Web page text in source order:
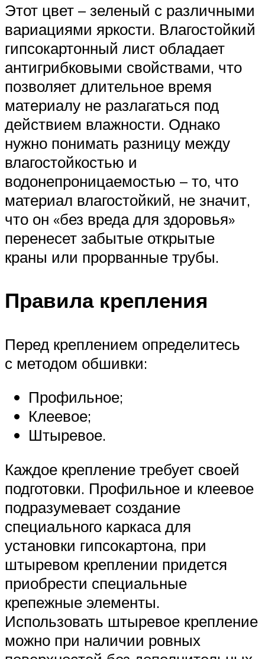
Этот цвет – зеленый с различными
вариациями яркости. Влагостойкий
гипсокартонный лист обладает
антигрибковыми свойствами, что
позволяет длительное время
материалу не разлагаться под
действием влажности. Однако
нужно понимать разницу между
влагостойкостью и
водонепроницаемостью – то, что
материал влагостойкий, не значит,
что он «без вреда для здоровья»
перенесет забытые открытые
краны или прорванные трубы.
Правила крепления
Перед креплением определитесь
с методом обшивки:
Профильное;
Клеевое;
Штыревое.
Каждое крепление требует своей
подготовки. Профильное и клеевое
подразумевает создание
специального каркаса для
установки гипсокартона, при
штыревом креплении придется
приобрести специальные
крепежные элементы.
Использовать штыревое крепление
можно при наличии ровных